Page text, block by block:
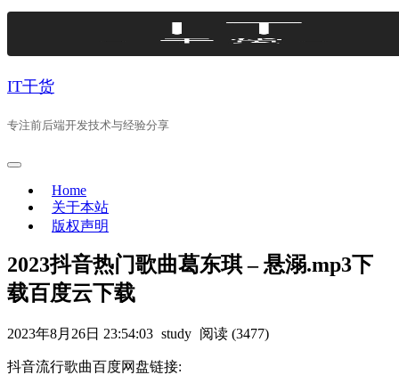
Skip
IT干货
专注前后端开发技术与经验分享
Home
关于本站
版权声明
2023抖音热门歌曲葛东琪 – 悬溺.mp3下
载百度云下载
2023年8月26日 23:54:03 study 阅读 (3477)
抖音流行歌曲百度网盘链接: